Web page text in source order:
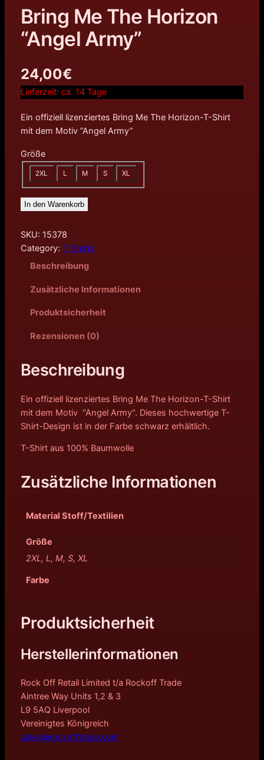
Bring Me The Horizon
“Angel Army”
24,00€
Lieferzeit: ca. 14 Tage
Ein offiziell lizenziertes Bring Me The Horizon-T-Shirt
mit dem Motiv ”Angel Army”
Größe
2XL L M S XL
In den Warenkorb
SKU: 15378
Category: T-Shirts
Beschreibung
Zusätzliche Informationen
Produktsicherheit
Rezensionen (0)
Beschreibung
Ein offiziell lizenziertes Bring Me The Horizon-T-Shirt
mit dem Motiv "Angel Army". Dieses hochwertige T-
Shirt-Design ist in der Farbe schwarz erhältlich.
T-Shirt aus 100% Baumwolle
Zusätzliche Informationen
Material Stoff/Textilien
Größe
2XL, L, M, S, XL
Farbe
Produktsicherheit
Herstellerinformationen
Rock Off Retail Limited t/a Rockoff Trade
Aintree Way Units 1,2 & 3
L9 5AQ Liverpool
Vereinigtes Königreich
sales@rockofftrade.com